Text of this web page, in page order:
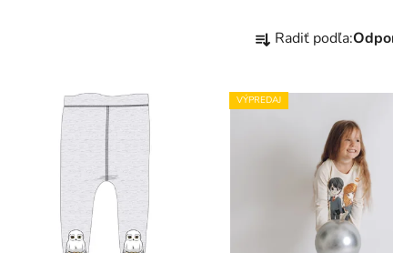
a
e
n
Radiť podľa:
VÝPREDAJ
a
c
i
e
p
r